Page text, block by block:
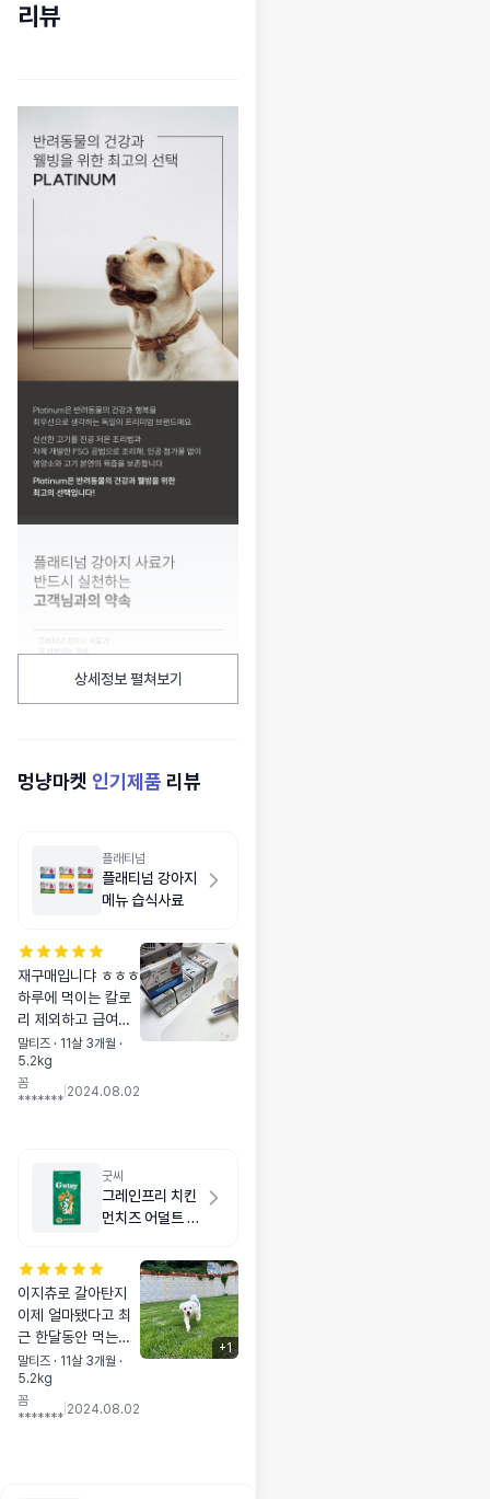
리뷰
상세정보 펼쳐보기
멍냥마켓 인기제품 리뷰
플래티넘
플래티넘 강아지
메뉴 습식사료
재구매입니댜 ㅎㅎㅎ
하루에 먹이는 칼로
리 제외하고 급여하
기~ 과식은 금지이
!,! 그나저나 뚜껑 넘
나 귀엽
말티즈 · 11살 3개월 ·
5.2kg
꼼
*******
2024.08.02
굿씨
그레인프리 치킨
먼치즈 어덜트 스
이지츄로 갈아탄지
이제 얼마됐다고 최
근 한달동안 먹는둥
마는둥 .. 이쁜 똥도
잘 안나오고해서사료
를 한번 바꿔 줘 봤더
말티즈 · 11살 3개월 ·
5.2kg
꼼
*******
2024.08.02
+1